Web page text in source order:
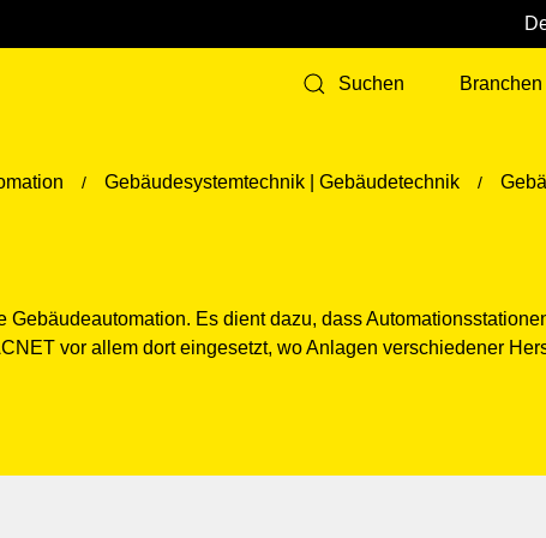
Suchen Branchen
Gebäudesystemtechnik | Gebäudetechnik
Es dient dazu, dass
vor allem dort eingesetzt, wo Anlagen verschiedener